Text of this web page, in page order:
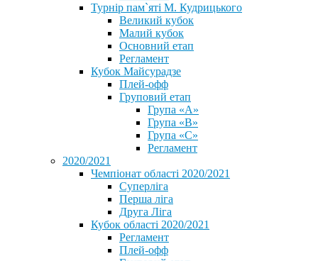
Турнір пам`яті М. Кудрицького
Великий кубок
Малий кубок
Основний етап
Регламент
Кубок Майсурадзе
Плей-офф
Груповий етап
Група «А»
Група «B»
Група «C»
Регламент
2020/2021
Чемпіонат області 2020/2021
Суперліга
Перша ліга
Друга Ліга
Кубок області 2020/2021
Регламент
Плей-офф